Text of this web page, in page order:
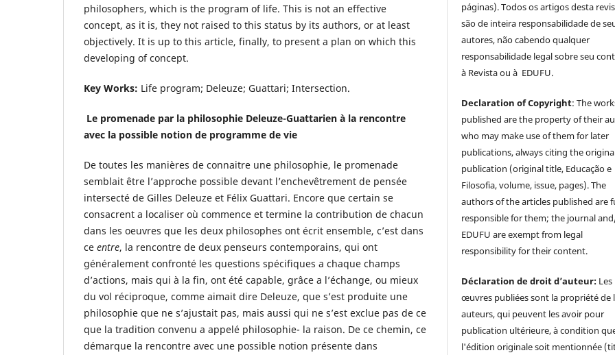
philosophers, which is the program of life. This is not an effective
concept, as it is, they not raised to this status by its authors, or at least
objectively. It is up to this article, finally, to present a plan on which this
developing of concept.
Key Works: Life program; Deleuze; Guattari; Intersection.
Le promenade par la philosophie Deleuze-Guattarien à la rencontre
avec la possible notion de programme de vie
De toutes les manières de connaitre une philosophie, le promenade
semblait être l’approche possible devant l’enchevêtrement de pensée
intersecté de Gilles Deleuze et Félix Guattari. Encore que certain se
consacrent a localiser où commence et termine la contribution de chacun
dans les oeuvres que les deux philosophes ont écrit ensemble, c’est dans
ce entre, la rencontre de deux penseurs contemporains, qui ont
généralement confronté les questions spécifiques a chaque champs
d’actions, mais qui à la fin, ont été capable, grâce a l’échange, ou mieux
du vol réciproque, comme aimait dire Deleuze, que s’est produite une
philosophie que ne s’ajustait pas, mais aussi qui ne s’est exclue pas de ce
que la tradition convenu a appelé philosophie- la raison. De ce chemin, ce
démarque la rencontre avec une possible notion présente dans
páginas). Todos os artigos desta
são de inteira responsabilidade de
autores, não cabendo qualquer
responsabilidade legal sobre seu
à Revista ou à EDUFU.
Declaration of Copyright: The
published are the property of their
who may make use of them for later
publications, always citing the
publication (original title, Educação e
Filosofia, volume, issue, pages). The
authors of the articles published are
responsible for them; the journal
EDUFU are exempt from legal
responsibility for their content.
Déclaration de droit d’auteur: Les
œuvres publiées sont la propriété de
auteurs, qui peuvent les avoir pour
publication ultérieure, à condition
l'édition originale soit mentionnée